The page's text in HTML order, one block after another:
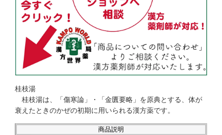
桂枝湯
桂枝湯は、「傷寒論」・「金匱要略」を原典とする、体が
衰えたときのかぜの初期に用いられる漢方薬です。
商品説明